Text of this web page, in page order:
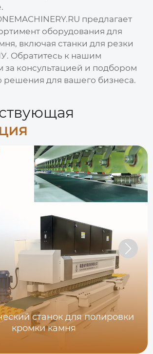
предлагает
оборудования для
включая станки для резки
. Обратитесь к нашим
за консультацией и подбором
решения для вашего бизнеса.
станок для полировки
кромки камня